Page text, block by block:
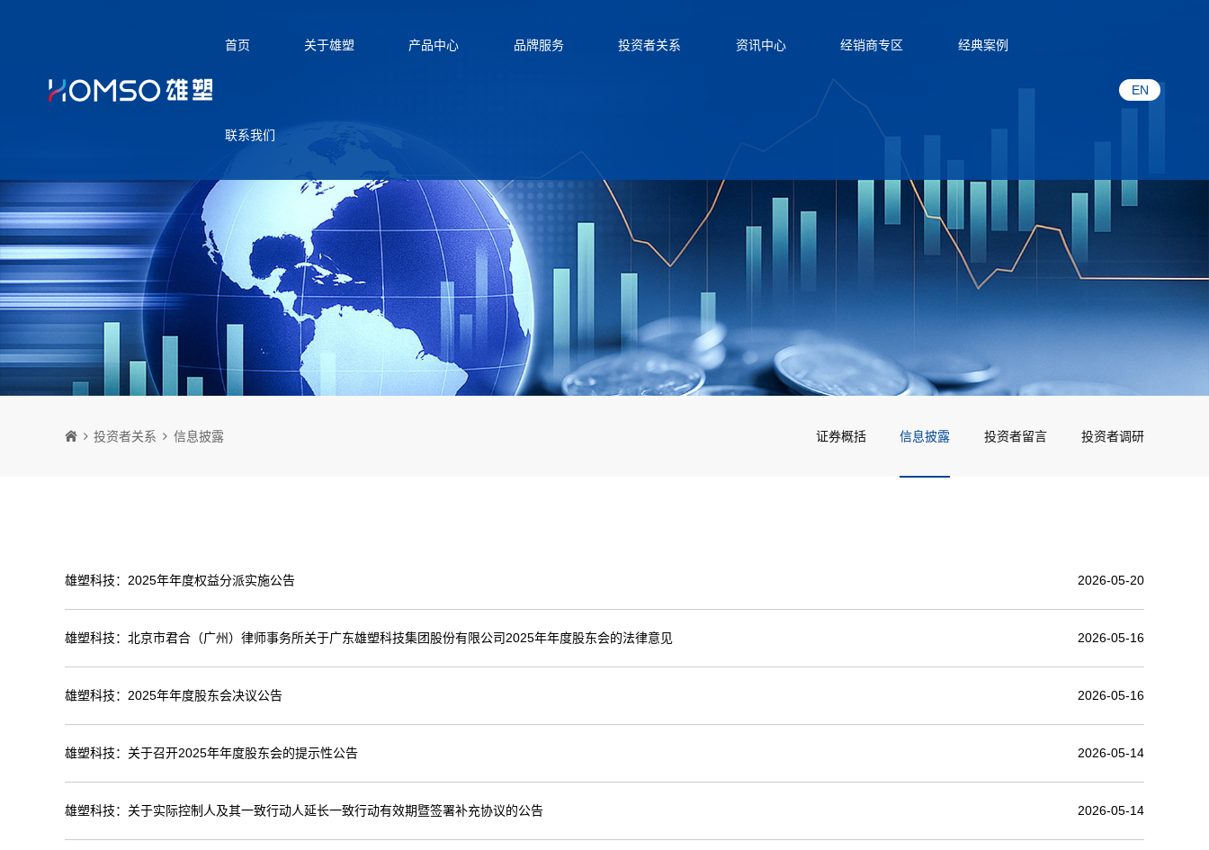
首页 关于雄塑 产品中心 品牌服务 投资者关系 资讯中心 经销商专区 经典案例
联系我们
EN
投资者关系 信息披露 证券概括 信息披露 投资者留言 投资者调研
雄塑科技：2025年年度权益分派实施公告 2026-05-20
雄塑科技：北京市君合（广州）律师事务所关于广东雄塑科技集团股份有限公司2025年年度股东会的法律意见 2026-05-16
雄塑科技：2025年年度股东会决议公告 2026-05-16
雄塑科技：关于召开2025年年度股东会的提示性公告 2026-05-14
雄塑科技：关于实际控制人及其一致行动人延长一致行动有效期暨签署补充协议的公告 2026-05-14